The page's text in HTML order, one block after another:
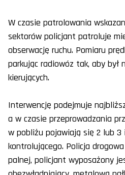
W czasie patrolowania
sektorów policjant patroluje
obserwację ruchu. Pomiaru
parkując radiowóz tak, aby był
kierujących.
Interwencję podejmuje
a w czasie przeprowadzania
w pobliżu pojawiają się 2 lub 3
kontrolującego. Policja
palnej, policjant wyposażony